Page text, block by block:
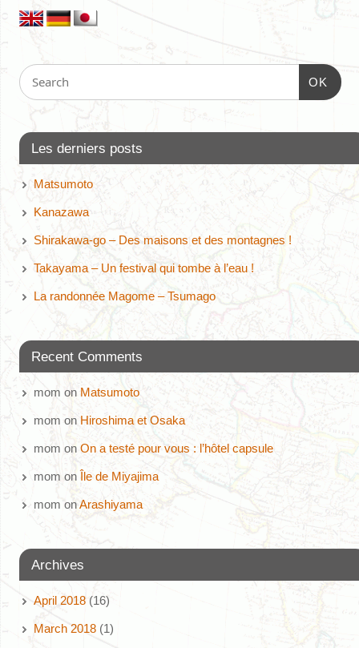
OK
Les derniers posts
Matsumoto
Kanazawa
Shirakawa-go – Des maisons et des montagnes !
Takayama – Un festival qui tombe à l’eau !
La randonnée Magome – Tsumago
Recent Comments
mom on Matsumoto
mom on Hiroshima et Osaka
mom on On a testé pour vous : l’hôtel capsule
mom on Île de Miyajima
mom onArashiyama
Archives
April 2018(16)
March 2018(1)